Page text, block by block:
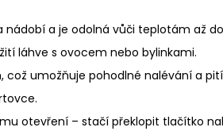
a je odolná vůči teplotám až
láhve s ovocem nebo bylinkami.
což umožňuje pohodlné nalévání a
otevření – stačí překlopit tlačítko